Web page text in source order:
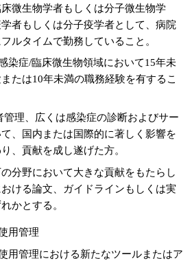
微生物学者もしくは分子微生物学
者もしくは分子疫学者として、病院
ルタイムで勤務していること。
染症/臨床微生物領域において15年未
たは10年未満の職務経験を有するこ
管理、広くは感染症の診断およびサー
、国内または国際的に著しく影響を
、貢献を成し遂げた方。
分野において大きな貢献をもたらし
ける論文、ガイドラインもしくは実
かとする。
用管理
用管理における新たなツールまたはア